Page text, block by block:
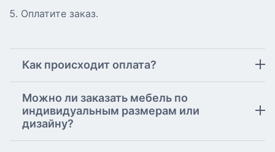
Оплатите заказ.
Как происходит оплата?
Можно ли заказать мебель по
индивидуальным размерам или
дизайну?